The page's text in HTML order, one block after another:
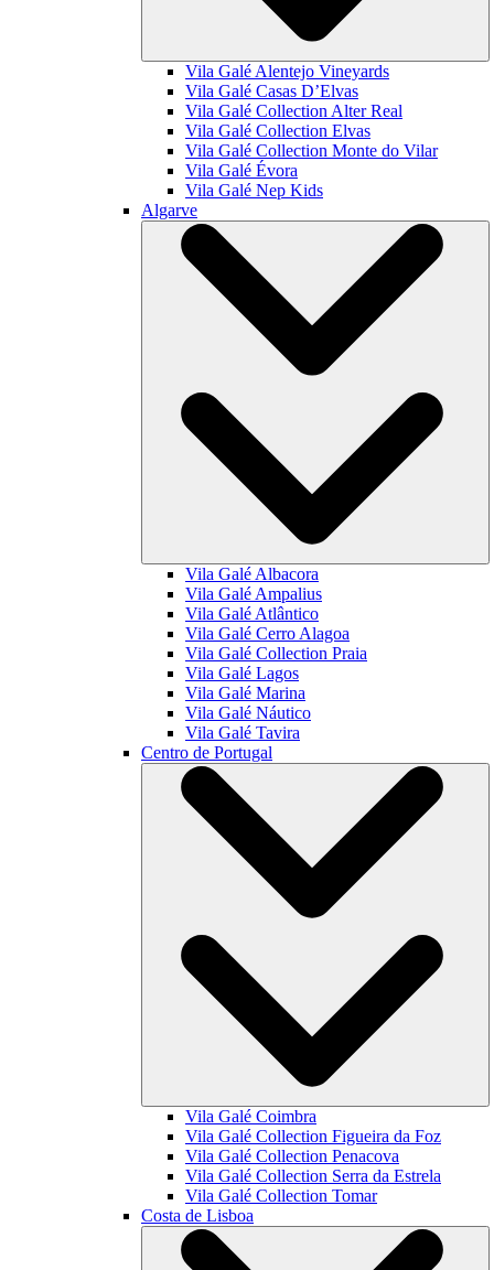
Vila Galé Alentejo Vineyards
Vila Galé Casas D’Elvas
Vila Galé Collection Alter Real
Vila Galé Collection Elvas
Vila Galé Collection Monte do Vilar
Vila Galé Évora
Vila Galé Nep Kids
Algarve
Vila Galé Albacora
Vila Galé Ampalius
Vila Galé Atlântico
Vila Galé Cerro Alagoa
Vila Galé Collection Praia
Vila Galé Lagos
Vila Galé Marina
Vila Galé Náutico
Vila Galé Tavira
Centro de Portugal
Vila Galé Coimbra
Vila Galé Collection Figueira da Foz
Vila Galé Collection Penacova
Vila Galé Collection Serra da Estrela
Vila Galé Collection Tomar
Costa de Lisboa